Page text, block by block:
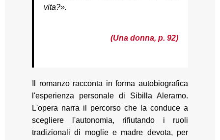
vita?».
(Una donna, p. 92)
Il romanzo racconta in forma autobiografica
l'esperienza personale di Sibilla Aleramo.
L'opera narra il percorso che la conduce a
scegliere l'autonomia, rifiutando i ruoli
tradizionali di moglie e madre devota, per